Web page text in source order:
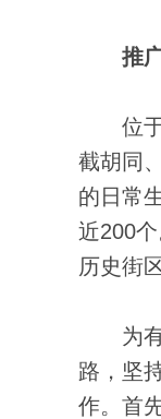
推
位于
截胡同
的日常
近200
历史街
为有
路，坚
作。首